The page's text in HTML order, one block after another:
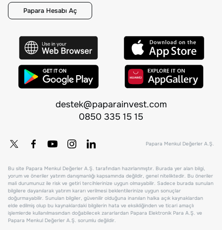
Papara Hesabı Aç
destek@paparainvest.com
0850 335 15 15
Papara Menkul Değerler A.Ş.
Bu site Papara Menkul Değerler A.Ş. tarafından hazırlanmıştır. Burada yer alan bilgi,
yorum ve öneriler yatırım danışmanlığı kapsamında değildir, genel niteliktedir. Bu öneriler
mali durumunuz ile risk ve getiri tercihlerinize uygun olmayabilir. Sadece burada sunulan
bilgilere dayanılarak yatırım kararı verilmesi beklentilerinize uygun sonuçlar
doğurmayabilir. Sunulan bilgiler, güvenilir olduğuna inanılan halka açık kaynaklardan
elde edilmiş olup bu kaynaklardaki bilgilerin hata ve eksikliğinden ve ticari amaçlı
işlemlerde kullanılmasından doğabilecek zararlardan Papara Elektronik Para A.Ş. ve
Papara Menkul Değerler A.Ş. sorumlu değildir.